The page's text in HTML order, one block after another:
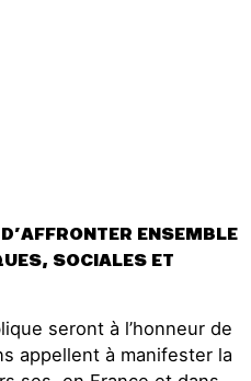
ENSEMBLE
SOCIALES ET
seront à l’honneur de
appellent à manifester la